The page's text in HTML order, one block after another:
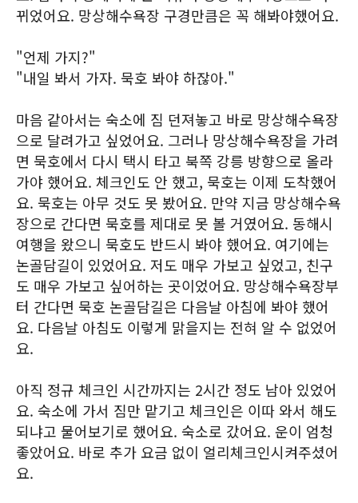
뀌었어요. 망상해수욕장 구경만큼은 꼭 해봐야했어요.
"언제 가지?"
"내일 봐서 가자. 묵호 봐야 하잖아."
마음 같아서는 숙소에 짐 던져놓고 바로 망상해수욕장
으로 달려가고 싶었어요. 그러나 망상해수욕장을 가려
면 묵호에서 다시 택시 타고 북쪽 강릉 방향으로 올라
가야 했어요. 체크인도 안 했고, 묵호는 이제 도착했어
요. 묵호는 아무 것도 못 봤어요. 만약 지금 망상해수욕
장으로 간다면 묵호를 제대로 못 볼 거였어요. 동해시
여행을 왔으니 묵호도 반드시 봐야 했어요. 여기에는
논골담길이 있었어요. 저도 매우 가보고 싶었고, 친구
도 매우 가보고 싶어하는 곳이었어요. 망상해수욕장부
터 간다면 묵호 논골담길은 다음날 아침에 봐야 했어
요. 다음날 아침도 이렇게 맑을지는 전혀 알 수 없었어
요.
아직 정규 체크인 시간까지는 2시간 정도 남아 있었어
요. 숙소에 가서 짐만 맡기고 체크인은 이따 와서 해도
되냐고 물어보기로 했어요. 숙소로 갔어요. 운이 엄청
좋았어요. 바로 추가 요금 없이 얼리체크인시켜주셨어
요.